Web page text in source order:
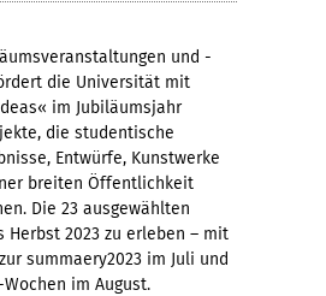
und -
die Universität mit
im Jubiläumsjahr
die studentische
Entwürfe, Kunstwerke
breiten Öffentlichkeit
Die 23 ausgewählten
Herbst 2023 zu erleben – mit
summaery2023 im Juli und
im August.